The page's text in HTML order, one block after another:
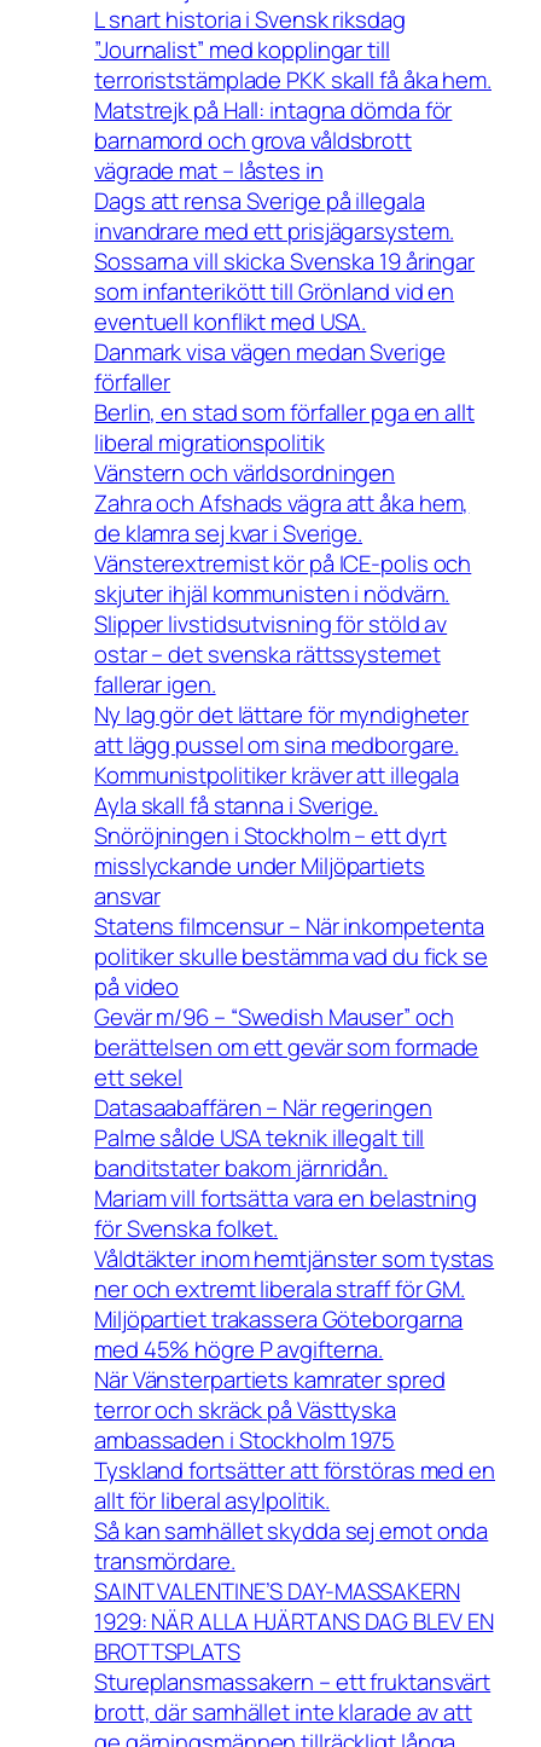
L snart historia i Svensk riksdag
”Journalist” med kopplingar till
terroriststämplade PKK skall få åka hem.
Matstrejk på Hall: intagna dömda för
barnamord och grova våldsbrott
vägrade mat – låstes in
Dags att rensa Sverige på illegala
invandrare med ett prisjägarsystem.
Sossarna vill skicka Svenska 19 åringar
som infanterikött till Grönland vid en
eventuell konflikt med USA.
Danmark visa vägen medan Sverige
förfaller
Berlin, en stad som förfaller pga en allt
liberal migrationspolitik
Vänstern och världsordningen
Zahra och Afshads vägra att åka hem,
de klamra sej kvar i Sverige.
Vänsterextremist kör på ICE-polis och
skjuter ihjäl kommunisten i nödvärn.
Slipper livstidsutvisning för stöld av
ostar – det svenska rättssystemet
fallerar igen.
Ny lag gör det lättare för myndigheter
att lägg pussel om sina medborgare.
Kommunistpolitiker kräver att illegala
Ayla skall få stanna i Sverige.
Snöröjningen i Stockholm – ett dyrt
misslyckande under Miljöpartiets
ansvar
Statens filmcensur – När inkompetenta
politiker skulle bestämma vad du fick se
på video
Gevär m/96 – “Swedish Mauser” och
berättelsen om ett gevär som formade
ett sekel
Datasaabaffären – När regeringen
Palme sålde USA teknik illegalt till
banditstater bakom järnridån.
Mariam vill fortsätta vara en belastning
för Svenska folket.
Våldtäkter inom hemtjänster som tystas
ner och extremt liberala straff för GM.
Miljöpartiet trakassera Göteborgarna
med 45% högre P avgifterna.
När Vänsterpartiets kamrater spred
terror och skräck på Västtyska
ambassaden i Stockholm 1975
Tyskland fortsätter att förstöras med en
allt för liberal asylpolitik.
Så kan samhället skydda sej emot onda
transmördare.
SAINT VALENTINE’S DAY-MASSAKERN
1929: NÄR ALLA HJÄRTANS DAG BLEV EN
BROTTSPLATS
Stureplansmassakern – ett fruktansvärt
brott, där samhället inte klarade av att